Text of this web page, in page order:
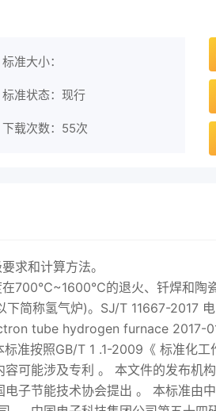
标准大小：
标准状态：现行
下载次数： 55次
求和计算方法。
在700℃~1600℃的退火、钎焊和陶
下简称氢气炉)。SJ/T 11667-2017
tube hydrogen furnace 2017-
标准按照GB/T 1 .1-2009《 标准化工
可能涉及专利 。 本文件的发布机
子节能技术协会提出 。 本标准由